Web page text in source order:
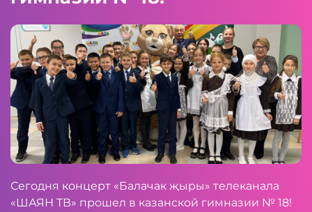
Сегодня концерт «Балачак җыры» телеканала
«ШАЯН ТВ» прошел в казанской гимназии № 18!